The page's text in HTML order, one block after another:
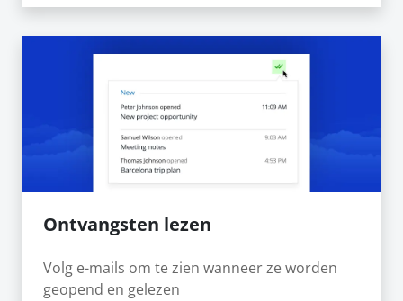
Ontvangsten lezen
Volg e-mails om te zien wanneer ze worden
geopend en gelezen